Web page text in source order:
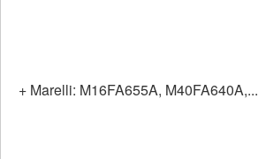
+ Marelli: M16FA655A, M40FA640A,...